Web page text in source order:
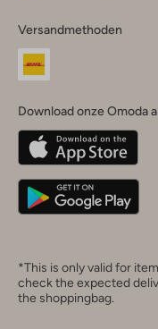
dein
Land
Belgique
Deutschland
Versandmethoden
Download onze Omoda
*This is only valid for
check the expected
the shoppingbag.